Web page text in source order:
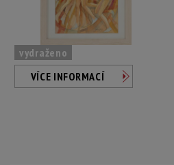
vydraženo
VÍCE INFORMACÍ